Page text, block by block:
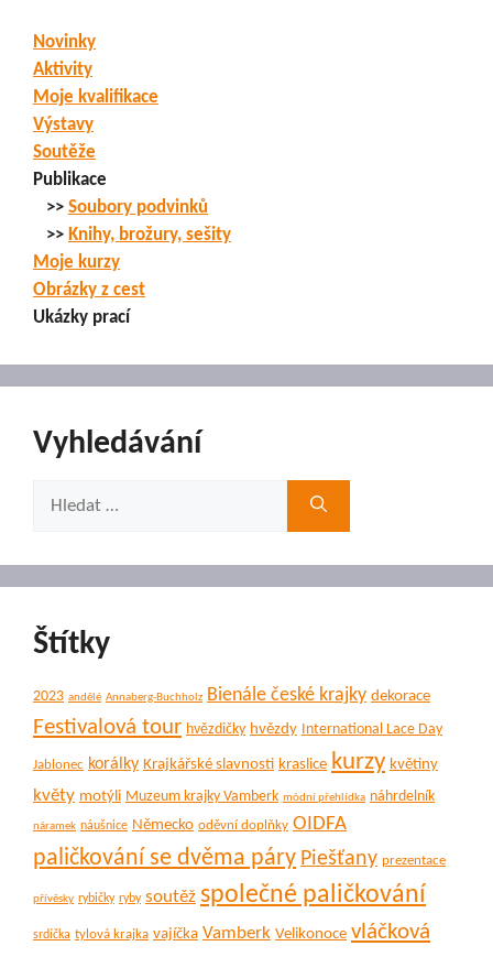
Novinky
Aktivity
Moje kvalifikace
Výstavy
Soutěže
Publikace
>> Soubory podvinků
>> Knihy, brožury, sešity
Moje kurzy
Obrázky z cest
Ukázky prací
Vyhledávání
Štítky
2023 andělé Annaberg-Buchholz Bienále české krajky dekorace
Festivalová tour hvězdičky hvězdy International Lace Day
Jablonec korálky Krajkářské slavnosti kraslice kurzy květiny
květy motýli Muzeum krajky Vamberk módní přehlídka náhrdelník
náramek náušnice Německo oděvní doplňky OIDFA
paličkování se dvěma páry Piešťany prezentace
přívěsky rybičky ryby soutěž společné paličkování
srdíčka tylová krajka vajíčka Vamberk Velikonoce vláčková